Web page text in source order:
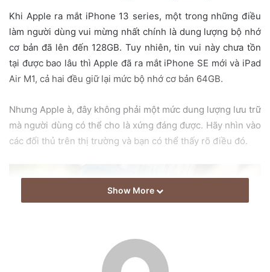
m
a
l
Khi Apple ra mắt iPhone 13 series, một trong những điều
làm người dùng vui mừng nhất chính là dung lượng bộ nhớ
cơ bản đã lên đến 128GB. Tuy nhiên, tin vui này chưa tồn
tại được bao lâu thì Apple đã ra mắt iPhone SE mới và iPad
Air M1, cả hai đều giữ lại mức bộ nhớ cơ bản 64GB.
Nhưng Apple à, đây không phải một mức dung lượng lưu trữ
mà người dùng có thể cho là xứng đáng được. Hãy nhìn vào
các đối thủ trên thị trường và bạn có thể thấy rõ điều đó.
Show More